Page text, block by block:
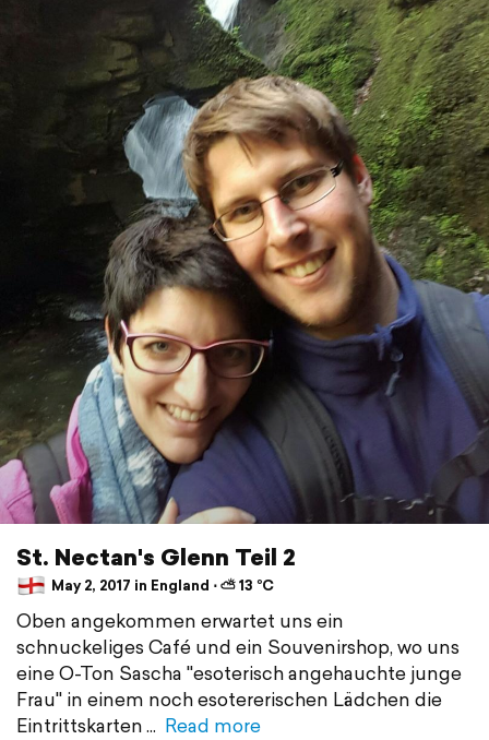
St. Nectan's Glenn Teil 2
May 2, 2017 in England ⋅ ⛅ 13 °C
Oben angekommen erwartet uns ein
schnuckeliges Café und ein Souvenirshop, wo uns
eine O-Ton Sascha "esoterisch angehauchte junge
Frau" in einem noch esotererischen Lädchen die
Eintrittskarten
Read more